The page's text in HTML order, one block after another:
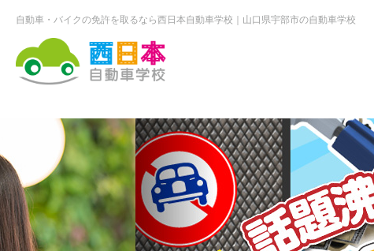
自動車・バイクの免許を取るなら西日本自動車学校 山口県宇部市の自動車学校